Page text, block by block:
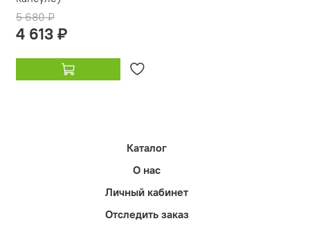
5 680 ₽
4 613 ₽
Каталог
О нас
Личный кабинет
Отследить заказ